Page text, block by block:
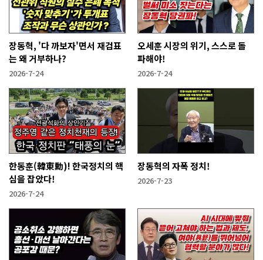
장동혁, '다 까보자'면서 재검표
는 왜 거부하나?
2026-7-24
오세훈 시장의 위기, 스스로 돌
파해야!
2026-7-24
한동훈(韓東勳)! 한국정치의 핵
심을 잡았다!
2026-7-24
장동혁의 자폭 정치!
2026-7-23